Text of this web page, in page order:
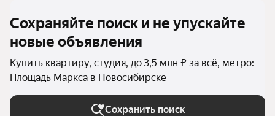
Сохраняйте поиск и не упускайте
новые объявления
Купить квартиру, студия, до 3,5 млн ₽ за всё, метро:
Площадь Маркса в Новосибирске
Сохранить поиск